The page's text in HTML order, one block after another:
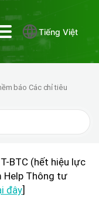
Tiếng Việt
báo Các chỉ tiêu
BTC (hết hiệu lực
Thông tư
đây]